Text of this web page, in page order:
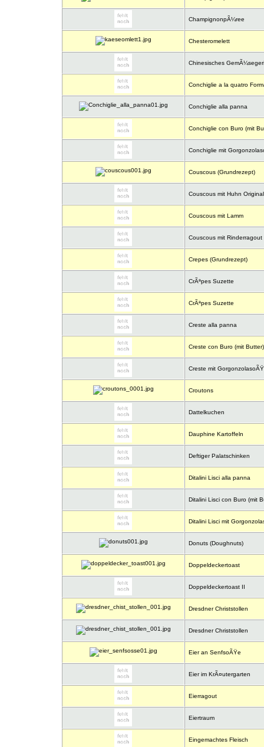
ChampignonpÃ¼ree
Chesteromelett
Chinesisches
Conchiglie a la quatro
Conchiglie alla panna
Conchiglie con Buro (mit
Conchiglie mit
Couscous (Grundrezept)
Couscous mit Huhn Original
Couscous mit Lamm
Couscous mit Rinderragout
Crepes (Grundrezept)
CrÃªpes Suzette
CrÃªpes Suzette
Creste alla panna
Creste con Buro (mit Butter)
Creste mit
Croutons
Dattelkuchen
Dauphine Kartoffeln
Deftiger Palatschinken
Ditalini Lisci alla panna
Ditalini Lisci con Buro (mit
Ditalini Lisci mit
Donuts (Doughnuts)
Doppeldeckertoast
Doppeldeckertoast II
Dresdner Christstollen
Dresdner Christstollen
Eier an SenfsoÃŸe
Eier im KrÃ¤utergarten
Eierragout
Eiertraum
Eingemachtes Fleisch